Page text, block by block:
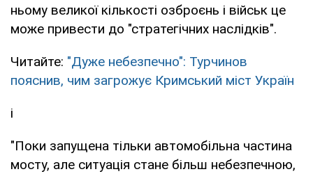
ньому великої кількості озброєнь і військ це
може привести до "стратегічних наслідків".
Читайте: "Дуже небезпечно": Турчинов
пояснив, чим загрожує Кримський міст Україн
і
"Поки запущена тільки автомобільна частина
мосту, але ситуація стане більш небезпечною,